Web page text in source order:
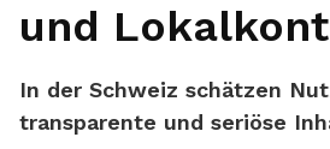
und
In der Schweiz schätzen
transparente und seriöse